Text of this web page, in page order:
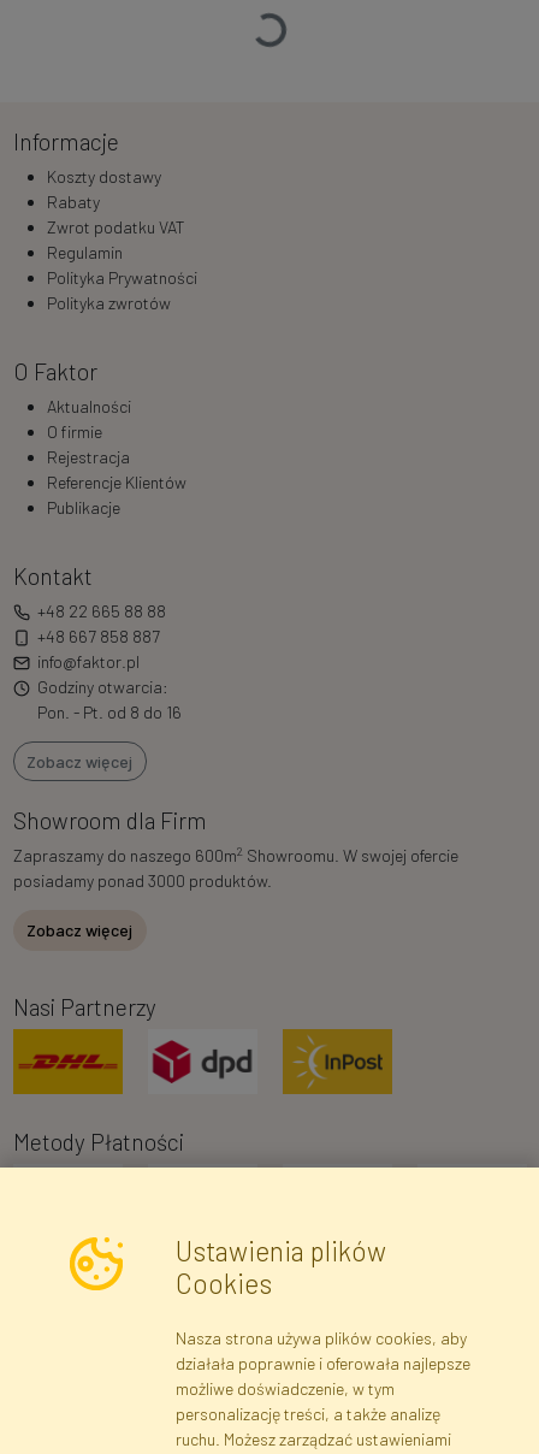
Ładowanie…
Informacje
Koszty dostawy
Rabaty
Zwrot podatku VAT
Regulamin
Polityka Prywatności
Polityka zwrotów
O Faktor
Aktualności
O firmie
Rejestracja
Referencje Klientów
Publikacje
Kontakt
+48 22 665 88 88
+48 667 858 887
info@faktor.pl
Godziny otwarcia:
Pon. - Pt. od 8 do 16
Zobacz więcej
Showroom dla Firm
Zapraszamy do naszego 600m2 Showroomu. W swojej ofercie
posiadamy ponad 3000 produktów.
Zobacz więcej
Nasi Partnerzy
Metody Płatności
Zapisz się
Ustawienia plików
Cookies
Nasza strona używa plików cookies, aby
działała poprawnie i oferowała najlepsze
możliwe doświadczenie, w tym
personalizację treści, a także analizę
ruchu. Możesz zarządzać ustawieniami